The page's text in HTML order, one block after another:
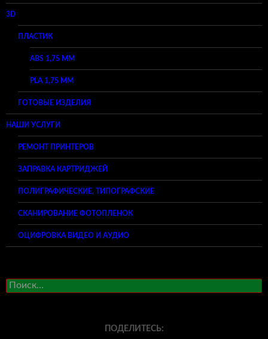
3D
ПЛАСТИК
ABS 1,75 ММ
PLA 1,75 ММ
ГОТОВЫЕ ИЗДЕЛИЯ
НАШИ УСЛУГИ
РЕМОНТ ПРИНТЕРОВ
ЗАПРАВКА КАРТРИДЖЕЙ
ПОЛИГРАФИЧЕСКИЕ, ТИПОГРАФСКИЕ
СКАНИРОВАНИЕ ФОТОПЛЕНОК
ОЦИФРОВКА ВИДЕО И АУДИО
Найти:
ПОДЕЛИТЕСЬ: